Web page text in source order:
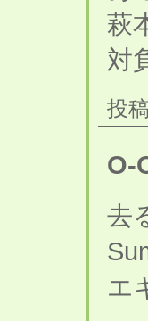
萩
対
投
O-
去
エ